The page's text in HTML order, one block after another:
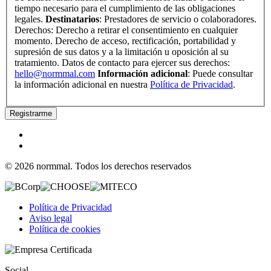
tiempo necesario para el cumplimiento de las obligaciones
legales. Destinatarios: Prestadores de servicio o colaboradores.
Derechos: Derecho a retirar el consentimiento en cualquier
momento. Derecho de acceso, rectificación, portabilidad y
supresión de sus datos y a la limitación u oposición al su
tratamiento. Datos de contacto para ejercer sus derechos:
hello@normmal.com Información adicional: Puede consultar
la información adicional en nuestra Política de Privacidad.
Registrarme
© 2026 normmal. Todos los derechos reservados
Política de Privacidad
Aviso legal
Política de cookies